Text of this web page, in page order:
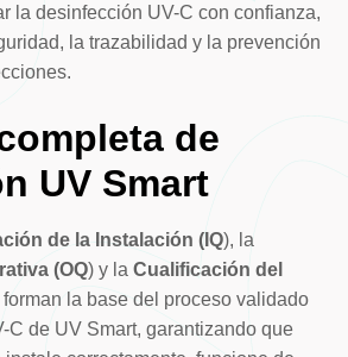
la desinfección UV-C con confianza,
la trazabilidad y la prevención
de
UV Smart
de la Instalación (IQ), la
(OQ) y la Cualificación del
la base del proceso validado
C de UV Smart, garantizando que